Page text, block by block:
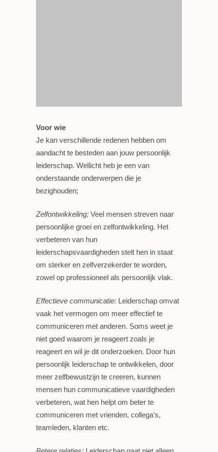
Voor wie
Je kan verschillende redenen hebben om
aandacht te besteden aan jouw persoonlijk
leiderschap. Wellicht heb je een van
onderstaande onderwerpen die je
bezighouden;
Zelfontwikkeling; Veel mensen streven naar
persoonlijke groei en zelfontwikkeling. Het
verbeteren van hun
leiderschapsvaardigheden stelt hen in staat
om sterker en zelfverzekerder te worden,
zowel op professioneel als persoonlijk vlak.
Effectieve communicatie: Leiderschap omvat
vaak het vermogen om meer effectief te
communiceren met anderen. Soms weet je
niet goed waarom je reageert zoals je
reageert en wil je dit onderzoeken. Door hun
persoonlijk leiderschap te ontwikkelen, door
meer zelfbewustzijn te creeren, kunnen
mensen hun communicatieve vaardigheden
verbeteren, wat hen helpt om beter te
communiceren met vrienden, collega’s,
teamleden, klanten etc.